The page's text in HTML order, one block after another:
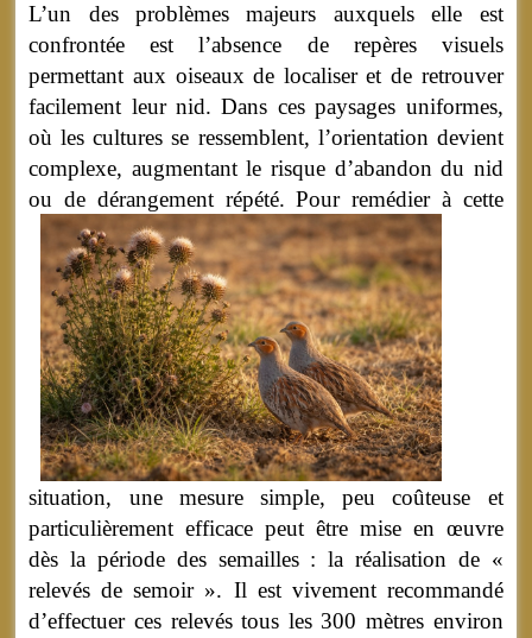
L’un des problèmes majeurs auxquels elle est
confrontée est l’absence de repères visuels
permettant aux oiseaux de localiser et de retrouver
facilement leur nid. Dans ces paysages uniformes,
où les cultures se ressemblent, l’orientation devient
complexe, augmentant le risque d’abandon du nid
ou de dérangement répété.Pour remédier à cette
situation, une mesure simple, peu coûteuse et
particulièrement efficace peut être mise en œuvre
dès la période des semailles : la réalisation de «
relevés de semoir ». Il est vivement recommandé
d’effectuer ces relevés tous les 300 mètres environ